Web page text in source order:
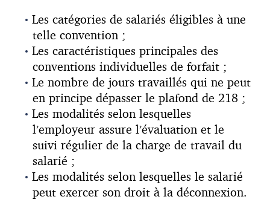
Les catégories de salariés éligibles à une
telle convention ;
Les caractéristiques principales des
conventions individuelles de forfait ;
Le nombre de jours travaillés qui ne peut
en principe dépasser le plafond de 218 ;
Les modalités selon lesquelles
l’employeur assure l’évaluation et le
suivi régulier de la charge de travail du
salarié ;
Les modalités selon lesquelles le salarié
peut exercer son droit à la déconnexion.